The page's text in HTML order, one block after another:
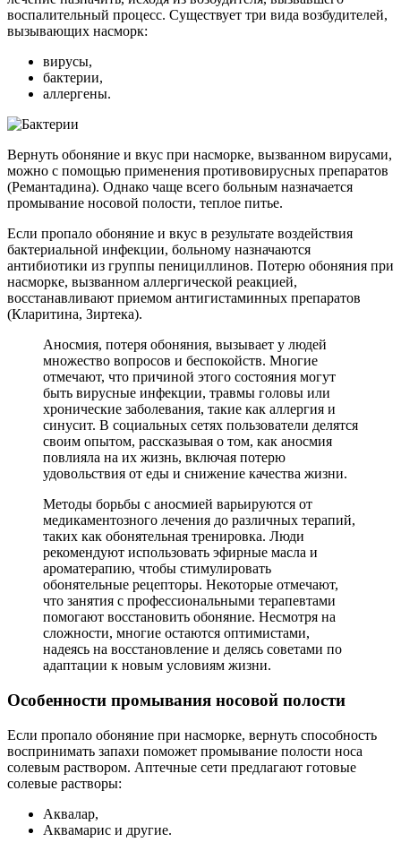
воспалительный процесс. Существует три вида возбудителей,
вызывающих насморк:
вирусы,
бактерии,
аллергены.
Вернуть обоняние и вкус при насморке, вызванном вирусами,
можно с помощью применения противовирусных препаратов
(Ремантадина). Однако чаще всего больным назначается
промывание носовой полости, теплое питье.
Если пропало обоняние и вкус в результате воздействия
бактериальной инфекции, больному назначаются
антибиотики из группы пенициллинов. Потерю обоняния при
насморке, вызванном аллергической реакцией,
восстанавливают приемом антигистаминных препаратов
(Кларитина, Зиртека).
Аносмия, потеря обоняния, вызывает у людей
множество вопросов и беспокойств. Многие
отмечают, что причиной этого состояния могут
быть вирусные инфекции, травмы головы или
хронические заболевания, такие как аллергия и
синусит. В социальных сетях пользователи делятся
своим опытом, рассказывая о том, как аносмия
повлияла на их жизнь, включая потерю
удовольствия от еды и снижение качества жизни.
Методы борьбы с аносмией варьируются от
медикаментозного лечения до различных терапий,
таких как обонятельная тренировка. Люди
рекомендуют использовать эфирные масла и
ароматерапию, чтобы стимулировать
обонятельные рецепторы. Некоторые отмечают,
что занятия с профессиональными терапевтами
помогают восстановить обоняние. Несмотря на
сложности, многие остаются оптимистами,
надеясь на восстановление и делясь советами по
адаптации к новым условиям жизни.
Особенности промывания носовой полости
Если пропало обоняние при насморке, вернуть способность
воспринимать запахи поможет промывание полости носа
солевым раствором. Аптечные сети предлагают готовые
солевые растворы:
Аквалар,
Аквамарис и другие.